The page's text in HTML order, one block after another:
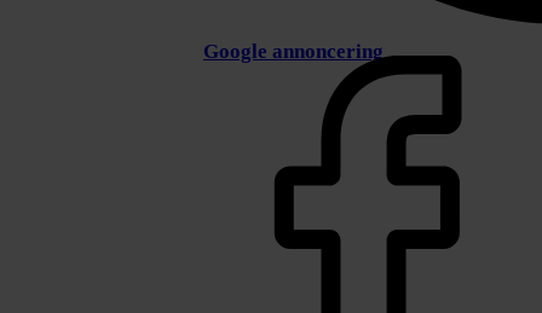
Google annoncering